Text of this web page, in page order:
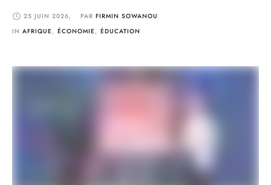
prélevées dans le cadre du soutien à la plateforme numérique
EducMaster. À travers une note officielle signée le …
25 JUIN 2026, PAR FIRMIN SOWANOU
IN AFRIQUE , ÉCONOMIE , ÉDUCATION